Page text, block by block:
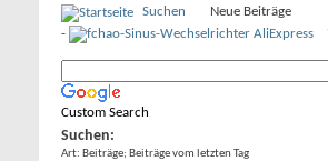
Suchen
Neue Beiträge
-
Custom Search
Suchen:
Art: Beiträge; Beiträge vom letzten Tag